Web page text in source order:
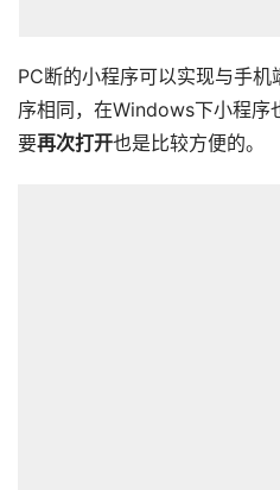
PC断的小程序可以实现与手
序相同，在Windows下小程序
要再次打开也是比较方便的。